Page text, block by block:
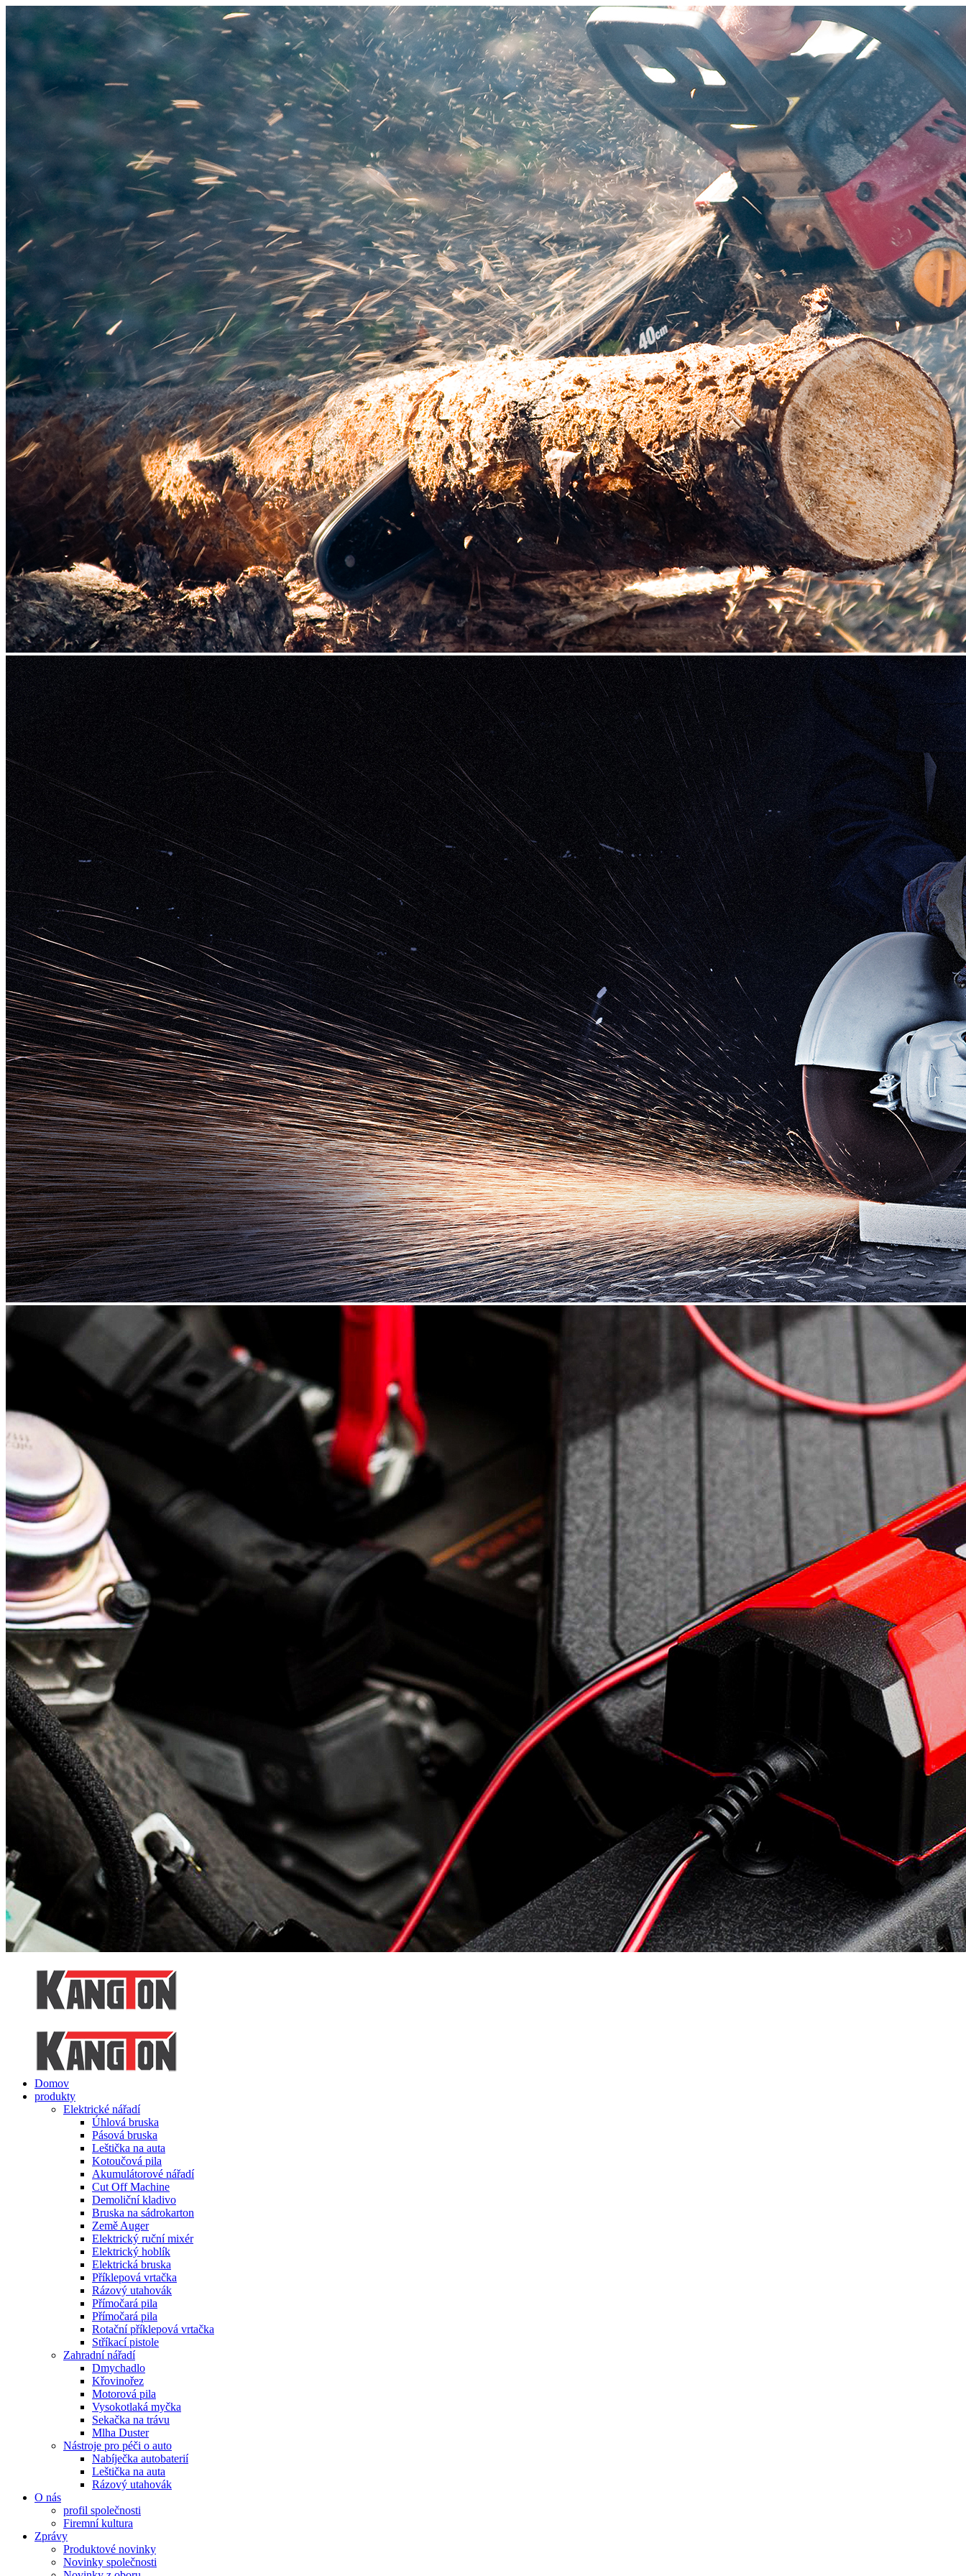
Domov
produkty
Elektrické nářadí
Úhlová bruska
Pásová bruska
Leštička na auta
Kotoučová pila
Akumulátorové nářadí
Cut Off Machine
Demoliční kladivo
Bruska na sádrokarton
Země Auger
Elektrický ruční mixér
Elektrický hoblík
Elektrická bruska
Příklepová vrtačka
Rázový utahovák
Přímočará pila
Přímočará pila
Rotační příklepová vrtačka
Stříkací pistole
Zahradní nářadí
Dmychadlo
Křovinořez
Motorová pila
Vysokotlaká myčka
Sekačka na trávu
Mlha Duster
Nástroje pro péči o auto
Nabíječka autobaterií
Leštička na auta
Rázový utahovák
O nás
profil společnosti
Firemní kultura
Zprávy
Produktové novinky
Novinky společnosti